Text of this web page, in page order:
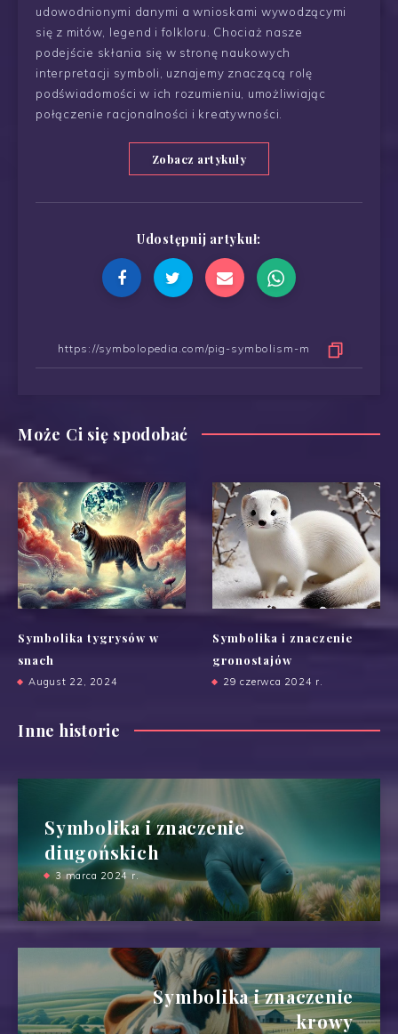
udowodnionymi danymi a wnioskami wywodzącymi
się z mitów, legend i folkloru. Chociaż nasze
podejście skłania się w stronę naukowych
interpretacji symboli, uznajemy znaczącą rolę
podświadomości w ich rozumieniu, umożliwiając
połączenie racjonalności i kreatywności.
Zobacz artykuły
Udostępnij artykuł:
Może Ci się spodobać
Symbolika tygrysów w
snach
August 22, 2024
Symbolika i znaczenie
gronostajów
29 czerwca 2024 r.
Inne historie
Symbolika i znaczenie
diugońskich
3 marca 2024 r.
Symbolika i znaczenie
krowy